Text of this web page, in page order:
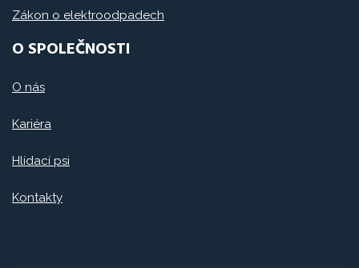
Zákon o elektroodpadech
O SPOLEČNOSTI
O nás
Kariéra
Hlídací psi
Kontakty